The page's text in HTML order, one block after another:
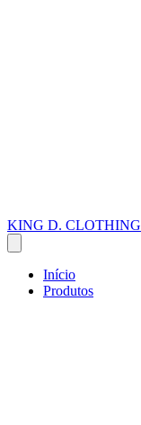
KING D. CLOTHING
Início
Produtos